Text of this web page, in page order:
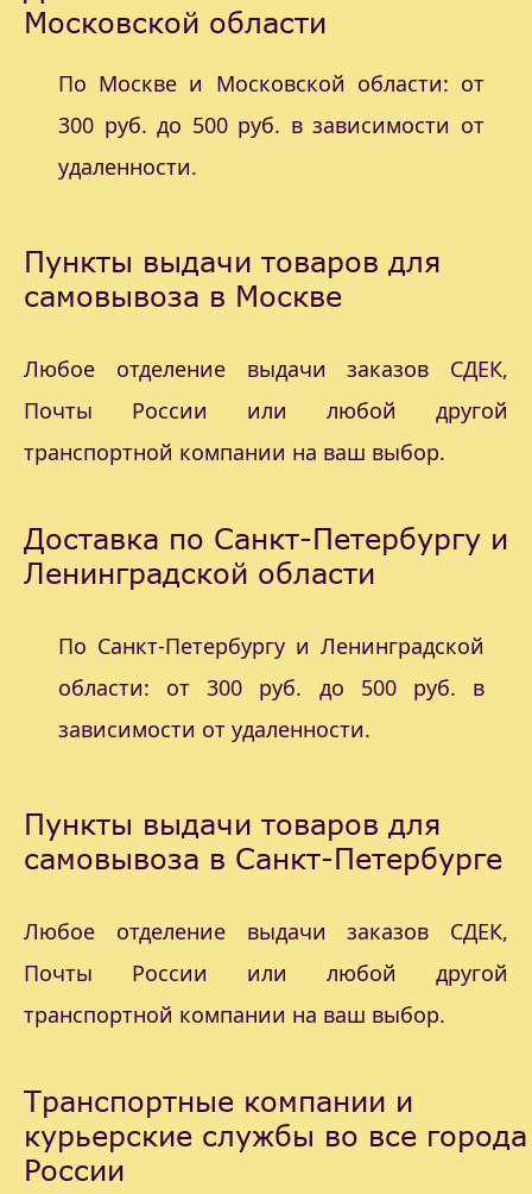
Московской области
По Москве и Московской области: от
300 руб. до 500 руб. в зависимости от
удаленности.
Пункты выдачи товаров для
самовывоза в Москве
Любое отделение выдачи заказов СДЕК,
Почты России или любой другой
транспортной компании на ваш выбор.
Доставка по Санкт-Петербургу и
Ленинградской области
По Санкт-Петербургу и Ленинградской
области: от 300 руб. до 500 руб. в
зависимости от удаленности.
Пункты выдачи товаров для
самовывоза в Санкт-Петербурге
Любое отделение выдачи заказов СДЕК,
Почты России или любой другой
транспортной компании на ваш выбор.
Транспортные компании и
курьерские службы во все города
России